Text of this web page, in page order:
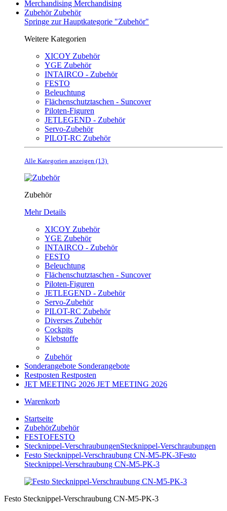
Merchandising Merchandising
Zubehör Zubehör
Springe zur Hauptkategorie "Zubehör"
Weitere Kategorien
XICOY Zubehör
YGE Zubehör
INTAIRCO - Zubehör
FESTO
Beleuchtung
Flächenschutztaschen - Suncover
Piloten-Figuren
JETLEGEND - Zubehör
Servo-Zubehör
PILOT-RC Zubehör
Alle Kategorien anzeigen (13)
Zubehör
Mehr Details
XICOY Zubehör
YGE Zubehör
INTAIRCO - Zubehör
FESTO
Beleuchtung
Flächenschutztaschen - Suncover
Piloten-Figuren
JETLEGEND - Zubehör
Servo-Zubehör
PILOT-RC Zubehör
Diverses Zubehör
Cockpits
Klebstoffe
Zubehör
Sonderangebote Sonderangebote
Restposten Restposten
JET MEETING 2026 JET MEETING 2026
Warenkorb
Startseite
ZubehörZubehör
FESTOFESTO
Stecknippel-VerschraubungenStecknippel-Verschraubungen
Festo Stecknippel-Verschraubung CN-M5-PK-3Festo
Stecknippel-Verschraubung CN-M5-PK-3
Festo Stecknippel-Verschraubung CN-M5-PK-3